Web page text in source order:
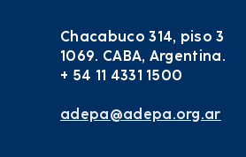
Chacabuco 314, piso 3
1069. CABA, Argentina.
+ 54 11 4331 1500
adepa@adepa.org.ar